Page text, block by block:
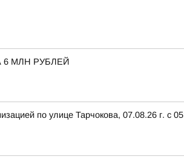
6 МЛН РУБЛЕЙ
по улице Тарчокова, 07.08.26 г. с